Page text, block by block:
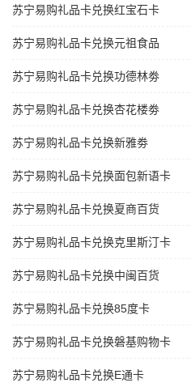
苏宁易购礼品卡兑换红宝石卡
苏宁易购礼品卡兑换元祖食品
苏宁易购礼品卡兑换功德林劵
苏宁易购礼品卡兑换杏花楼劵
苏宁易购礼品卡兑换新雅劵
苏宁易购礼品卡兑换面包新语卡
苏宁易购礼品卡兑换夏商百货
苏宁易购礼品卡兑换克里斯汀卡
苏宁易购礼品卡兑换中闽百货
苏宁易购礼品卡兑换85度卡
苏宁易购礼品卡兑换磐基购物卡
苏宁易购礼品卡兑换E通卡